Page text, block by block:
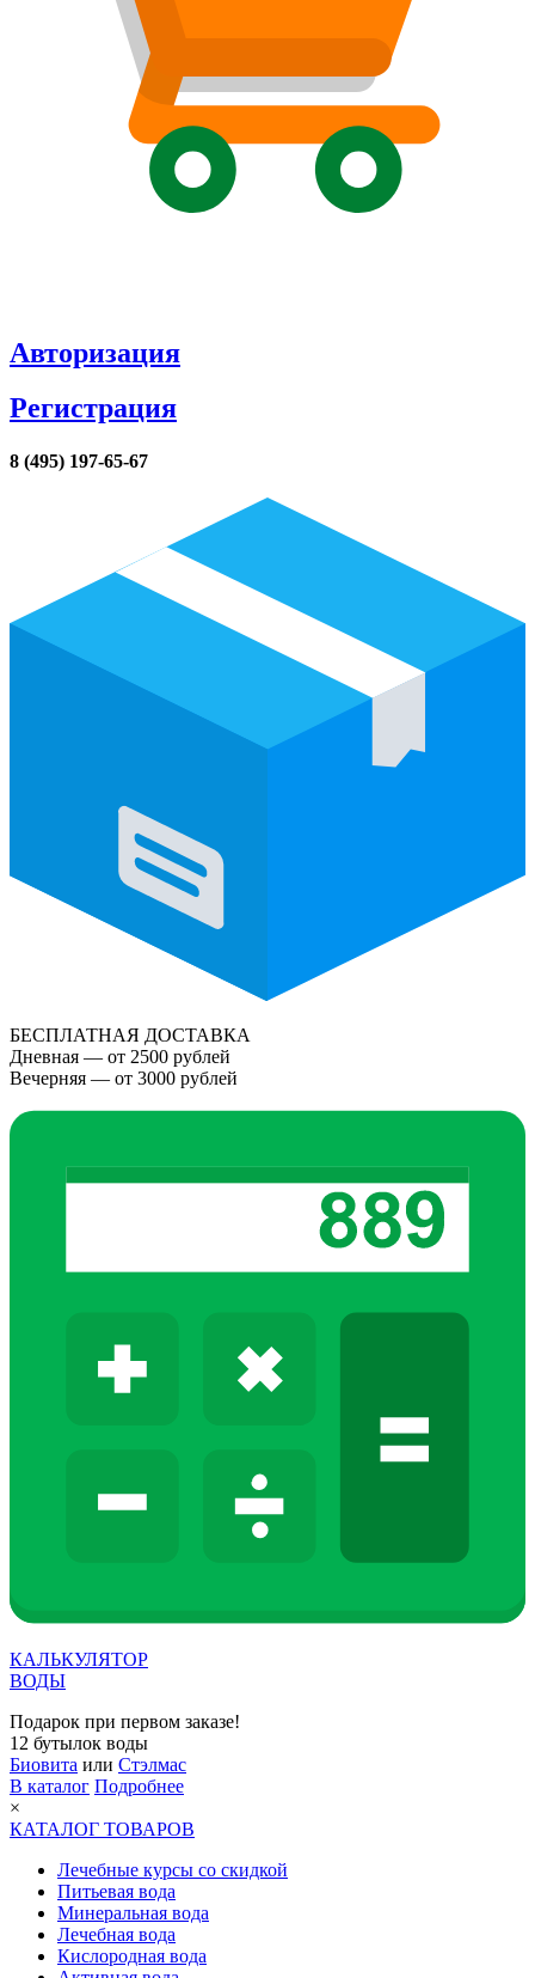
Авторизация
Регистрация
8 (495) 197-65-67
БЕСПЛАТНАЯ ДОСТАВКА
Дневная — от 2500 рублей
Вечерняя — от 3000 рублей
КАЛЬКУЛЯТОР
ВОДЫ
Подарок при первом заказе!
12 бутылок воды
Биовита или Стэлмас
В каталог Подробнее
×
КАТАЛОГ ТОВАРОВ
Лечебные курсы со скидкой
Питьевая вода
Минеральная вода
Лечебная вода
Кислородная вода